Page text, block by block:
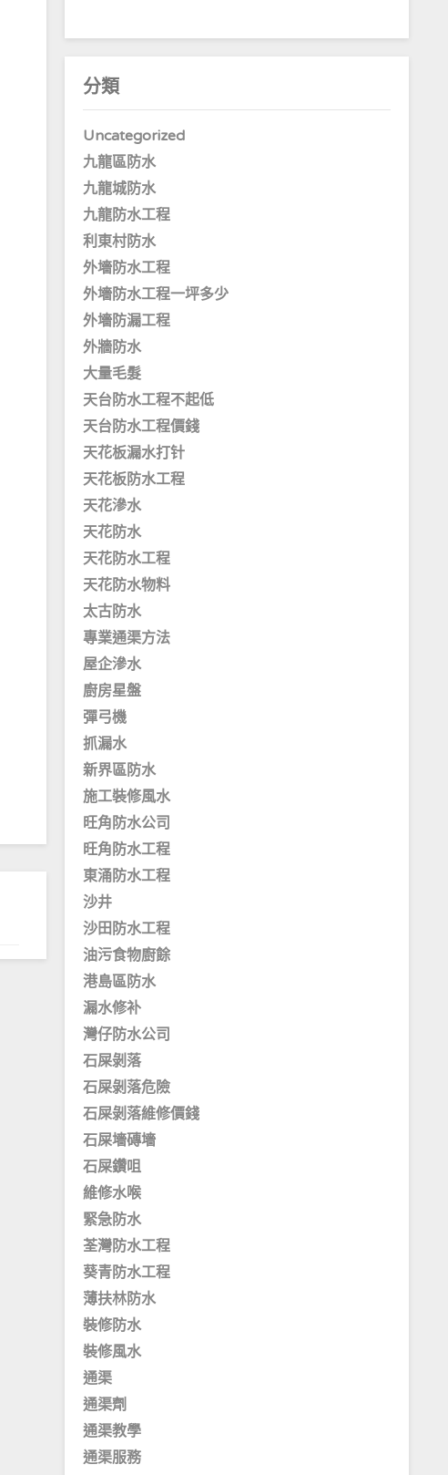
分類
Uncategorized
九龍區防水
九龍城防水
九龍防水工程
利東村防水
外墻防水工程
外墻防水工程一坪多少
外墻防漏工程
外牆防水
大量毛髮
天台防水工程不起低
天台防水工程價錢
天花板漏水打针
天花板防水工程
天花滲水
天花防水
天花防水工程
天花防水物料
太古防水
專業通渠方法
屋企滲水
廚房星盤
彈弓機
抓漏水
新界區防水
施工裝修風水
旺角防水公司
旺角防水工程
東涌防水工程
沙井
沙田防水工程
油污食物廚餘
港島區防水
漏水修补
灣仔防水公司
石屎剝落
石屎剝落危險
石屎剝落維修價錢
石屎墻磚墻
石屎鑽咀
維修水喉
緊急防水
荃灣防水工程
葵青防水工程
薄扶林防水
裝修防水
裝修風水
通渠
通渠劑
通渠教學
通渠服務